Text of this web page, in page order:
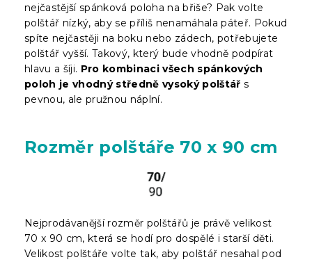
nejčastější spánková poloha na břiše? Pak volte
polštář nízký, aby se příliš nenamáhala páteř. Pokud
spíte nejčastěji na boku nebo zádech, potřebujete
polštář vyšší. Takový, který bude vhodně podpírat
hlavu a šíji. Pro kombinaci všech spánkových
poloh je vhodný středně vysoký polštář s
pevnou, ale pružnou náplní.
Rozměr polštáře 70 x 90 cm
Nejprodávanější rozměr polštářů je právě velikost
70 x 90 cm, která se hodí pro dospělé i starší děti.
Velikost polštáře volte tak, aby polštář nesahal pod